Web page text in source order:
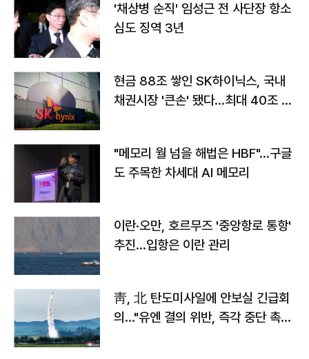
'채상병 순직' 임성근 전 사단장 항소
심도 징역 3년
현금 88조 쌓인 SK하이닉스, 국내
채권시장 '큰손' 됐다…최대 40조 투
"메모리 월 넘을 해법은 HBF"…구글
도 주목한 차세대 AI 메모리
이란·오만, 호르무즈 '중앙항로 통항'
추진…입항은 이란 관리
靑, 北 탄도미사일에 안보실 긴급회
의…"유엔 결의 위반, 즉각 중단 촉